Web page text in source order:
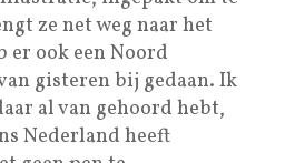
ze net weg naar het
er ook een Noord
gisteren bij gedaan. Ik
al van gehoord hebt,
Nederland heeft